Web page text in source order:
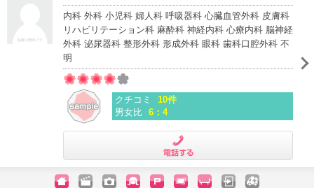
内科 外科 小児科 婦人科 呼吸器科 心臓血管外科 皮膚科
リハビリテーション科 麻酔科 神経内科 心療内科 脳神経
外科 泌尿器科 整形外科 形成外科 眼科 歯科口腔外科 不
明
クチコミ
10件
男女比 6：4